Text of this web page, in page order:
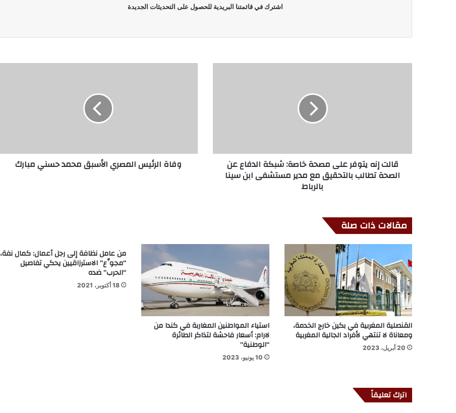
اشترك في قائمتنا البريدية للحصول على التحديثات الجديدة
قالت إنه يتوفر على مصحة خاصة: شبكة الدفاع عن
الصحة تطالب بالتحقيق مع مدير مستشفى ابن سينا
بالرباط
وفاة الرئيس المصري الأسبق محمد حسني مبارك
مقالات ذات صلة
القنصلية المغربية في بكين خارج الخدمة،
ومعاناة لا تنتهي لأفراد الجالية المغربية
20 أبريل، 2023
استياء المواطنين المغاربة في كندا من
لارام: أسعار فاحشة لتذاكر الطائرة
“الوطنية”
10 يونيو، 2023
من عامل نظافة إلى رجل أعمال: كمال نفة،
“مجوِّع” الاسترزاقيين يحكي تفاصيل
“الحرب” ضده
18 أكتوبر، 2021
اترك تعليقاً